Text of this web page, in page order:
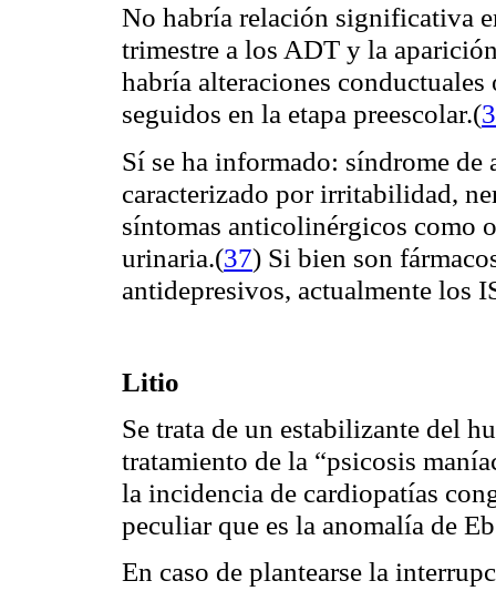
No habría relación significativa
trimestre a los ADT y la
habría alteraciones
seguidos en la etapa preescolar.(
Sí se ha informado: síndrome
caracterizado por irritabilidad,
síntomas anticolinérgicos como
urinaria.(37) Si bien son
antidepresivos, actualmente los
Litio
Se trata de un estabilizante del
tratamiento de la “psicosis
la incidencia de cardiopatías
peculiar que es la anomalía de
En caso de plantearse la